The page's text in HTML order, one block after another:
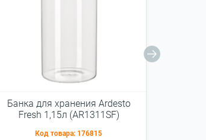
Банка для хранения Ardesto
Fresh 1,15л (AR1311SF)
Код товара: 176815